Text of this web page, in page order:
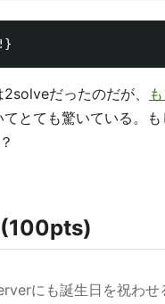
だったのだが、
とても驚いている。
にも誕生日を祝わせ